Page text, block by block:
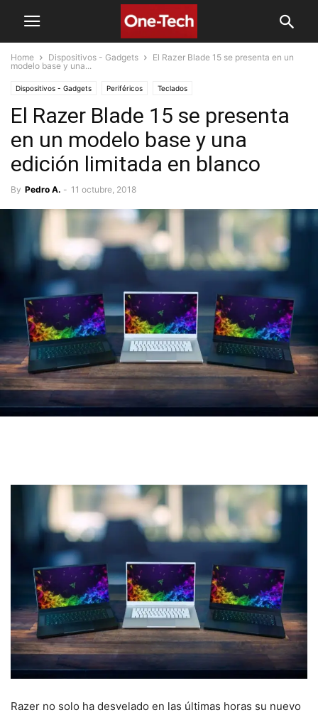
Home Dispositivos - Gadgets
El Razer Blade 15 se presenta en un
modelo base y una...
Dispositivos - Gadgets Periféricos Teclados
El Razer Blade 15 se presenta
en un modelo base y una
edición limitada en blanco
By Pedro A. - 11 octubre, 2018
Razer no solo ha desvelado en las últimas horas su nuevo